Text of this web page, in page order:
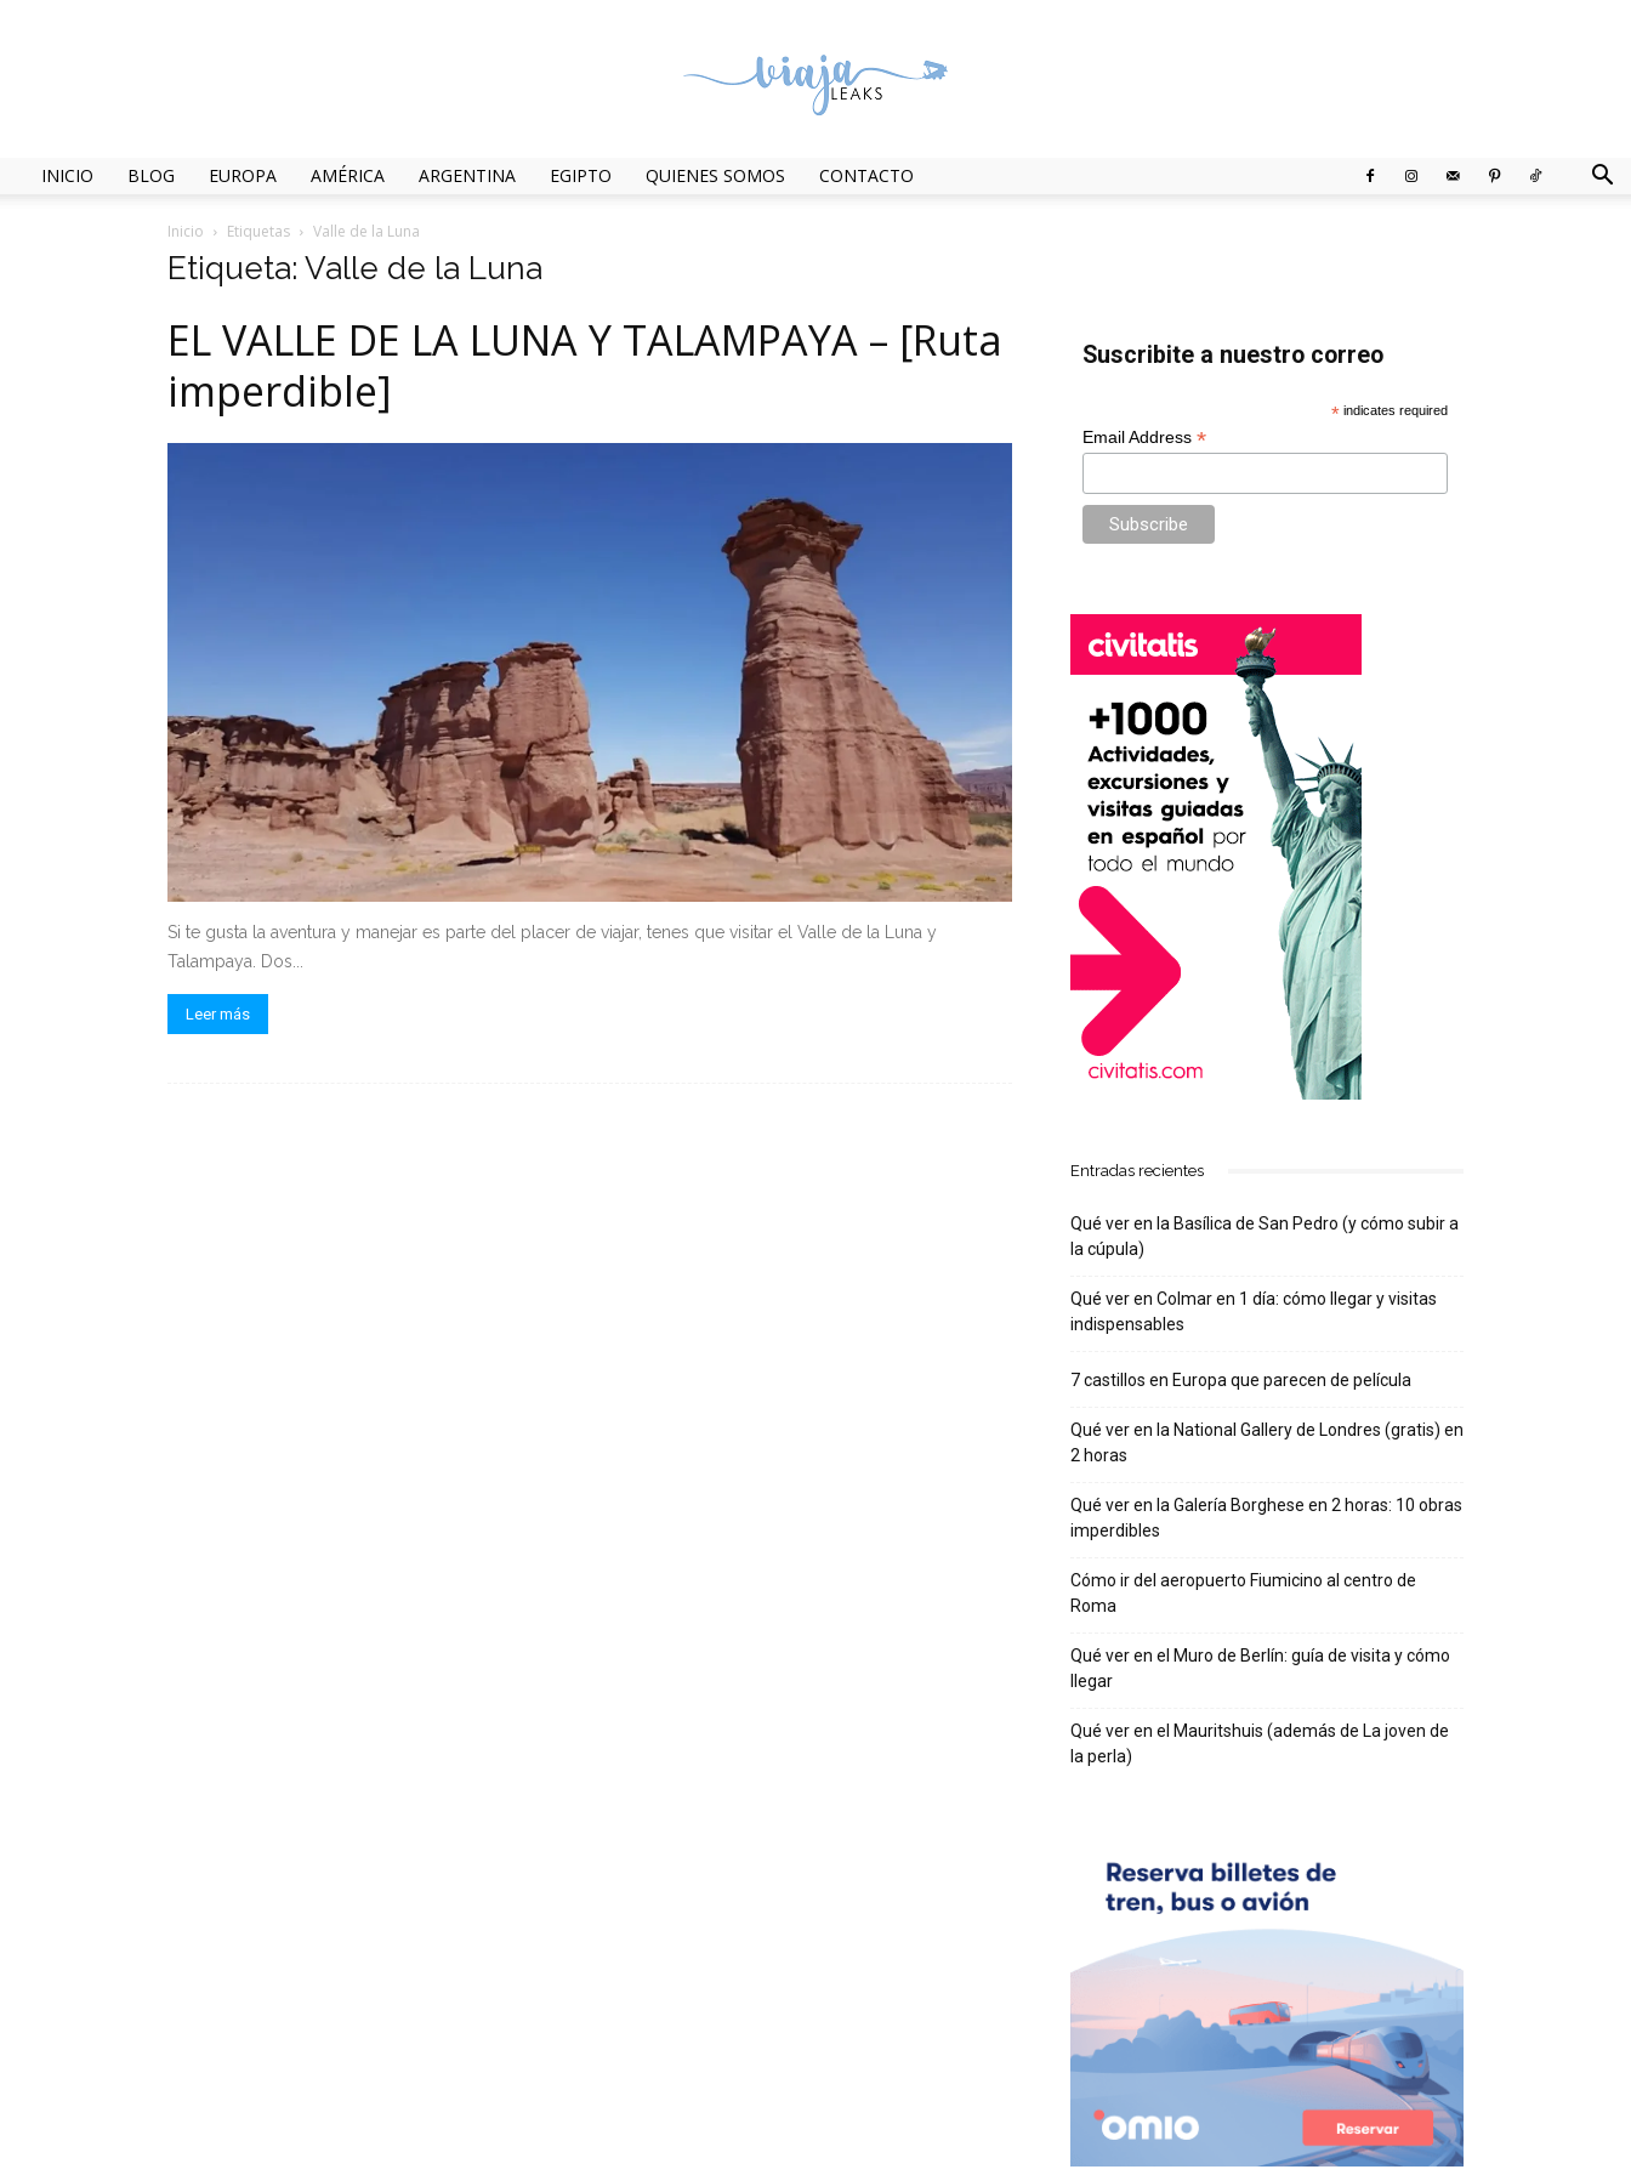
INICIO BLOG EUROPA AMÉRICA ARGENTINA EGIPTO QUIENES SOMOS CONTACTO
Inicio Etiquetas Valle de la Luna
Etiqueta: Valle de la Luna
EL VALLE DE LA LUNA Y TALAMPAYA – [Ruta
imperdible]
Si te gusta la aventura y manejar es parte del placer de viajar, tenes que visitar el Valle de la Luna y
Talampaya. Dos...
Leer más
Suscribite a nuestro correo
* indicates required
Email Address *
Entradas recientes
Qué ver en la Basílica de San Pedro (y cómo subir a
la cúpula)
Qué ver en Colmar en 1 día: cómo llegar y visitas
indispensables
7 castillos en Europa que parecen de película
Qué ver en la National Gallery de Londres (gratis) en
2 horas
Qué ver en la Galería Borghese en 2 horas: 10 obras
imperdibles
Cómo ir del aeropuerto Fiumicino al centro de
Roma
Qué ver en el Muro de Berlín: guía de visita y cómo
llegar
Qué ver en el Mauritshuis (además de La joven de
la perla)